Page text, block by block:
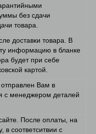
без сдачи
товара.
доставки товара. В
информацию в бланке
будет при себе
картой.
отправлен Вам в
с менеджером деталей
После оплаты, на
в соответситвии с